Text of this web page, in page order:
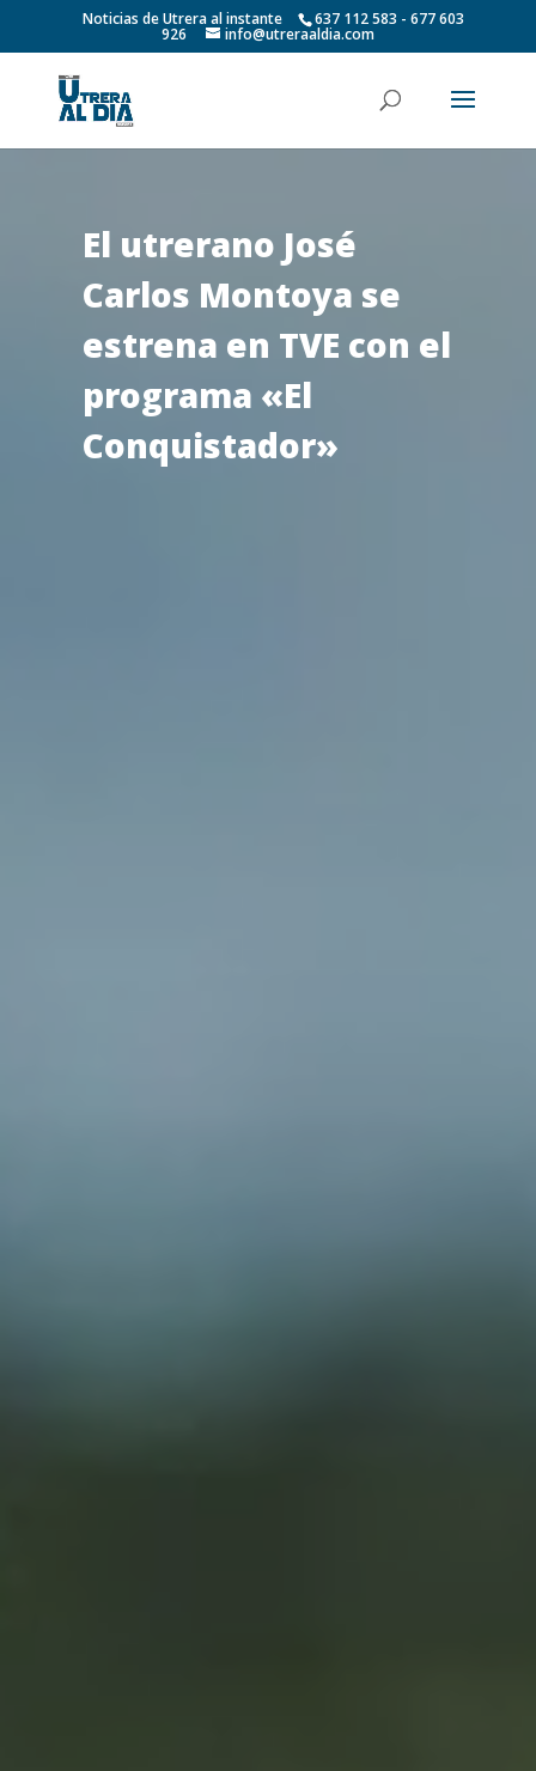
Noticias de Utrera al instante 637 112 583 - 677 603
926 info@utreraaldia.com
El utrerano José
Carlos Montoya se
estrena en TVE con el
programa «El
Conquistador»